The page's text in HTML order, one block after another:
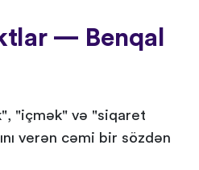
— Benqal
"içmək" və "siqaret
verən cəmi bir sözdən